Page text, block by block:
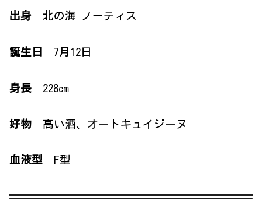
出身 北の海 ノーティス
誕生日 7月12日
身長 228㎝
好物 高い酒、オートキュイジーヌ
血液型 F型